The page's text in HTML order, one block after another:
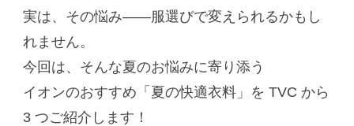
実は、その悩み――服選びで変えられるかもし
れません。
今回は、そんな夏のお悩みに寄り添う
イオンのおすすめ「夏の快適衣料」を TVC から
3 つご紹介します！